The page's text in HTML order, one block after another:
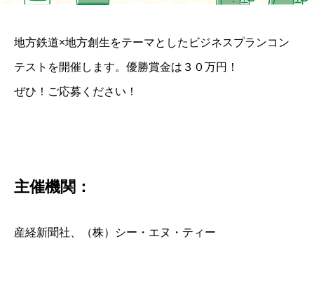
地方鉄道×地方創生をテーマとしたビジネスプランコン
テストを開催します。優勝賞金は３０万円！
ぜひ！ご応募ください！
主催機関：
産経新聞社、（株）シー・エヌ・ティー